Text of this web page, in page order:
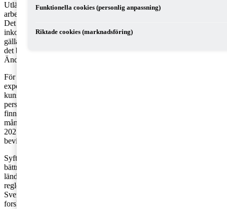
Utländska företagsledare, forskare, experter och nyckelpersoner som
arbetar tillfälligt i Sverige kan ansöka om en särskild skattelättnad.
Det innebär huvudsakligen att endast 75 procent av “expertens”
inkomst är skattepliktig och underlag för arbetsgivaravgifter. Enligt
gällande regler gäller detta under de tre första åren i Sverige. Nu har
det beslutats att perioden ska förlängas från tre år till fem år.
Ändringen träder i kraft 1 januari 2021.
För att beviljas skattelättnader måste bland annat den utländska
experten vara specialist inom tekniskt avancerad och
kunskapsintensiv verksamhet, en högt kvalificerad forskare, en
person i företagsledande ställning eller annan nyckelperson. Det
finns även en förenklingsregel som innebär att personer som har en
månadslön som överstiger två prisbasbelopp anses vara experter.
2021 behöver månadslönen uppgå till minst 95 201 kr om man ska
beviljas skattelättnad enligt förenklingsregeln.
Syftet med att förlänga perioden är att de svenska reglerna på ett
bättre sätt ska kunna konkurrera med och motsvara reglerna i andra
länder i Europa. Det framhölls i förslaget att det är viktigt att
reglerna är konkurrenskraftiga eftersom företag som är etablerade i
Sverige annars får sämre möjligheter att rekrytera utländska experter,
forskare och nyckelpersoner.
Funktionella cookies (personlig anpassning)
Riktade cookies (marknadsföring)